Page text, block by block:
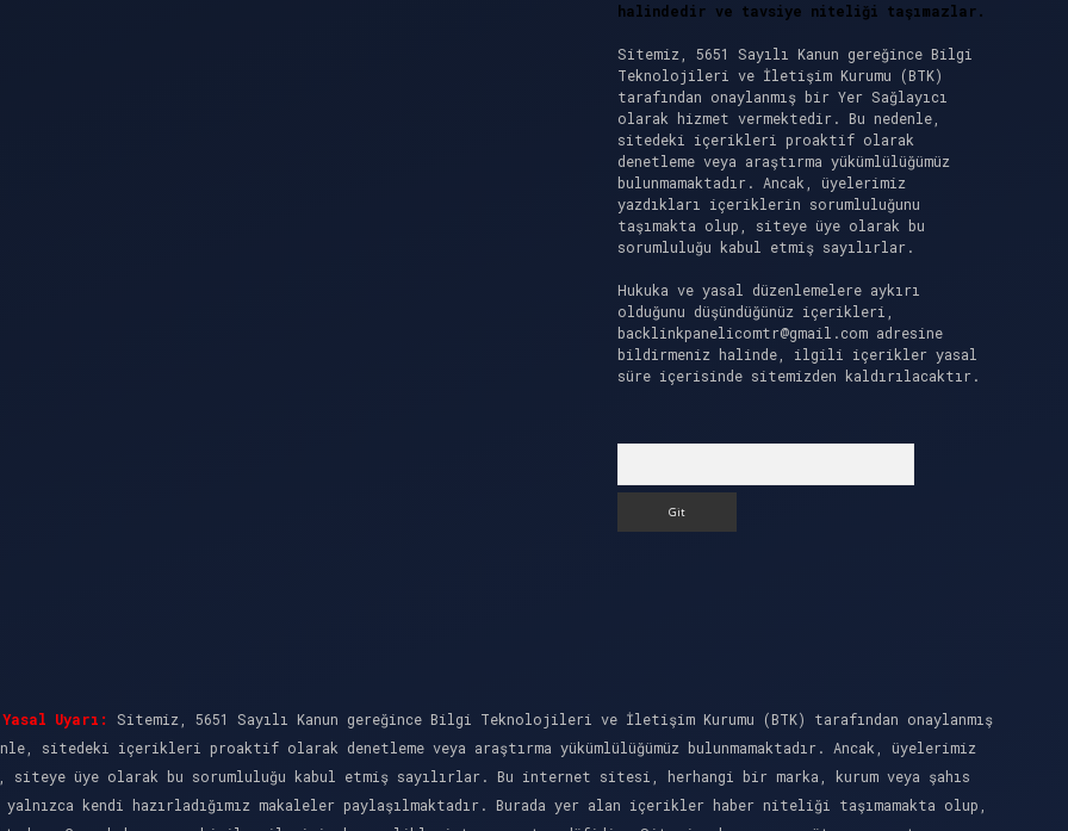
halindedir ve tavsiye niteliği taşımazlar.
Sitemiz, 5651 Sayılı Kanun gereğince Bilgi
Teknolojileri ve İletişim Kurumu (BTK)
tarafından onaylanmış bir Yer Sağlayıcı
olarak hizmet vermektedir. Bu nedenle,
sitedeki içerikleri proaktif olarak
denetleme veya araştırma yükümlülüğümüz
bulunmamaktadır. Ancak, üyelerimiz
yazdıkları içeriklerin sorumluluğunu
taşımakta olup, siteye üye olarak bu
sorumluluğu kabul etmiş sayılırlar.
Hukuka ve yasal düzenlemelere aykırı
olduğunu düşündüğünüz içerikleri,
backlinkpanelicomtr@gmail.comadresine
bildirmeniz halinde, ilgili içerikler yasal
süre içerisinde sitemizden kaldırılacaktır.
Yasal Uyarı:
Sitemiz, 5651 Sayılı Kanun gereğince Bilgi Teknolojileri ve İletişim Kurumu (BTK) tarafından onaylanmış
sitedeki içerikleri proaktif olarak denetleme veya araştırma yükümlülüğümüz bulunmamaktadır. Ancak, üyelerimiz
siteye üye olarak bu sorumluluğu kabul etmiş sayılırlar. Bu internet sitesi, herhangi bir marka, kurum veya şahıs
kendi hazırladığımız makaleler paylaşılmaktadır. Burada yer alan içerikler haber niteliği taşımamakta olup,